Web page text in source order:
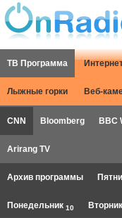
ТВ Программа
Лыжные горки Веб-
CNN Bloomberg BBC
Arirang TV
Архив программы
Понедельник 10 Вторник